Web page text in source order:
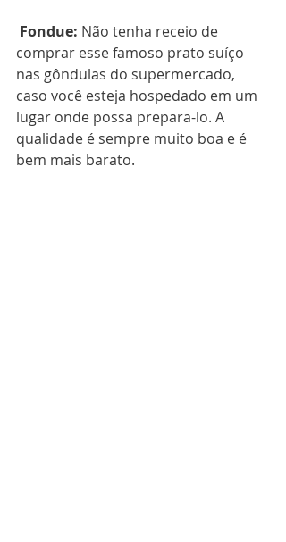
Fondue: Não tenha receio de
comprar esse famoso prato suíço
nas gôndulas do supermercado,
caso você esteja hospedado em um
lugar onde possa prepara-lo. A
qualidade é sempre muito boa e é
bem mais barato.